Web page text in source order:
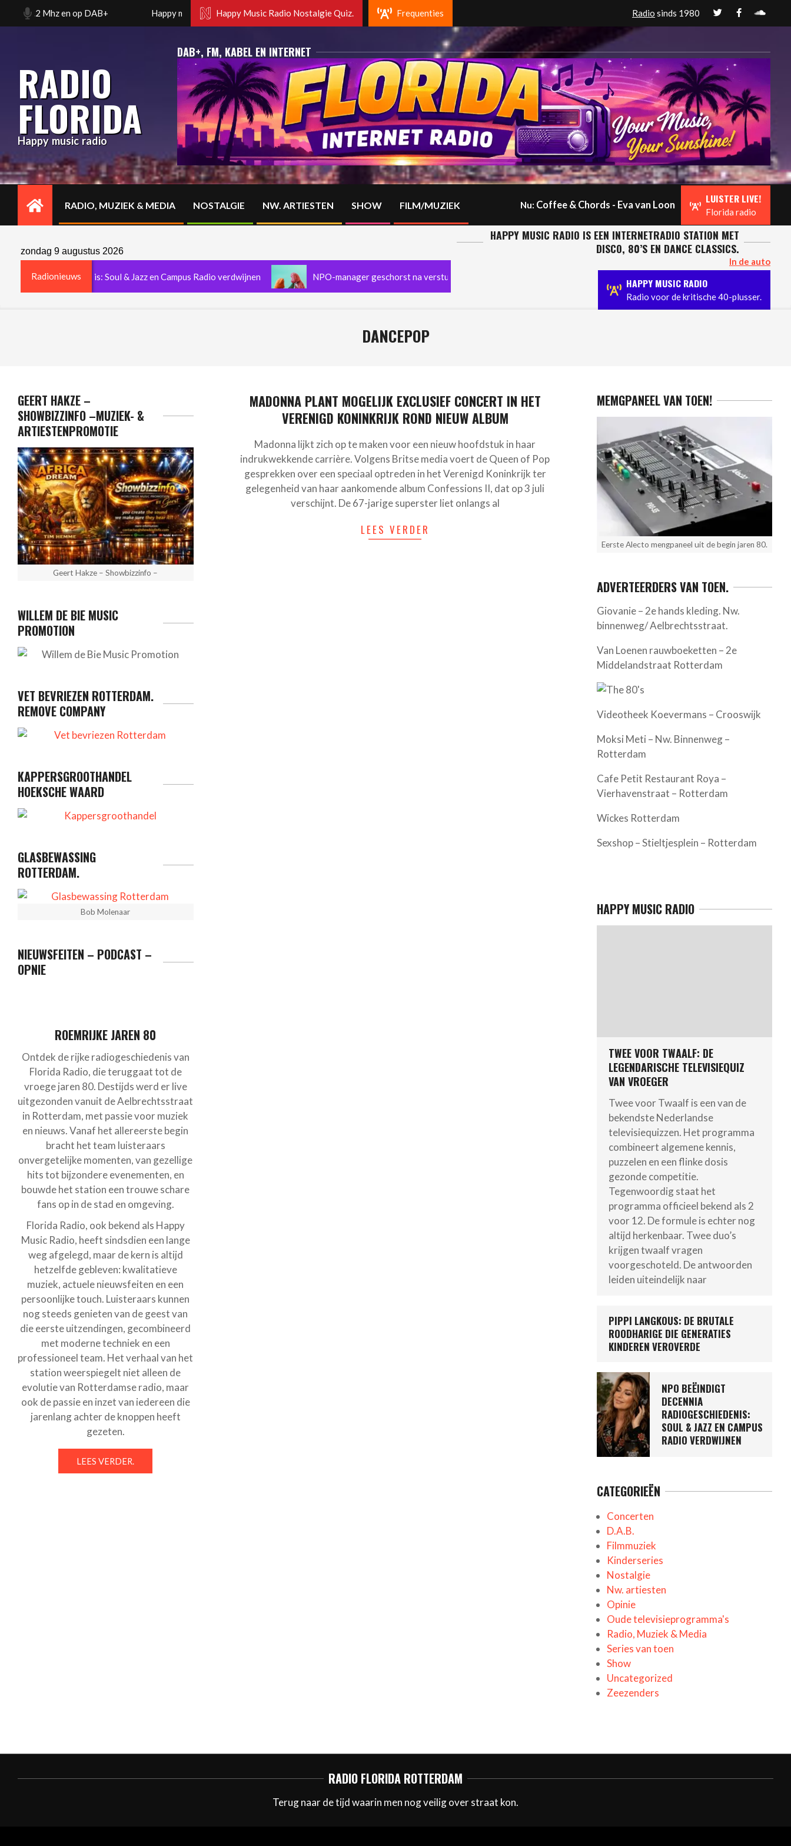
Mhz en op DAB+ Happy music radio. Florida radio Rotterdam. Fm 102.2 Mhz en op DAB+
Happy Music Radio Nostalgie Quiz. Frequenties Radio sinds 1980
RADIO
FLORIDA
Happy music radio
DAB+, FM, KABEL EN INTERNET
Primary
Navigation
RADIO, MUZIEK & MEDIA NOSTALGIE NW. ARTIESTEN SHOW FILM/MUZIEK Nu: Coffee & Chords - Eva van Loon LUISTER LIVE!
Florida radio
zondag 9 augustus 2026
RadionieuwsSoul & Jazz en Campus Radio verdwijnen NPO-manager geschorst na versturen van ‘pik-foto’ in groepsapp.
HAPPY MUSIC RADIO IS EEN INTERNETRADIO STATION MET
DISCO, 80’S EN DANCE CLASSICS.
In de auto
HAPPY MUSIC RADIO
Radio voor de kritische 40-plusser.
DANCEPOP
MADONNA PLANT MOGELIJK EXCLUSIEF CONCERT IN HET
VERENIGD KONINKRIJK ROND NIEUW ALBUM
Madonna lijkt zich op te maken voor een nieuw hoofdstuk in haar
indrukwekkende carrière. Volgens Britse media voert de Queen of Pop
gesprekken over een speciaal optreden in het Verenigd Koninkrijk ter
gelegenheid van haar aankomende album Confessions II, dat op 3 juli
verschijnt. De 67-jarige superster liet onlangs al
LEES VERDER
GEERT HAKZE –
SHOWBIZZINFO –MUZIEK- &
ARTIESTENPROMOTIE
Geert Hakze – Showbizzinfo –
WILLEM DE BIE MUSIC
PROMOTION
VET BEVRIEZEN ROTTERDAM.
REMOVE COMPANY
KAPPERSGROOTHANDEL
HOEKSCHE WAARD
GLASBEWASSING
ROTTERDAM.
Bob Molenaar
NIEUWSFEITEN – PODCAST –
OPNIE
ROEMRIJKE JAREN 80
Ontdek de rijke radiogeschiedenis van
Florida Radio, die teruggaat tot de
vroege jaren 80. Destijds werd er live
uitgezonden vanuit de Aelbrechtsstraat
in Rotterdam, met passie voor muziek
en nieuws. Vanaf het allereerste begin
bracht het team luisteraars
onvergetelijke momenten, van gezellige
hits tot bijzondere evenementen, en
bouwde het station een trouwe schare
fans op in de stad en omgeving.
Florida Radio, ook bekend als Happy
Music Radio, heeft sindsdien een lange
weg afgelegd, maar de kern is altijd
hetzelfde gebleven: kwalitatieve
muziek, actuele nieuwsfeiten en een
persoonlijke touch. Luisteraars kunnen
nog steeds genieten van de geest van
die eerste uitzendingen, gecombineerd
met moderne techniek en een
professioneel team. Het verhaal van het
station weerspiegelt niet alleen de
evolutie van Rotterdamse radio, maar
ook de passie en inzet van iedereen die
jarenlang achter de knoppen heeft
gezeten.
LEES VERDER.
MEMGPANEEL VAN TOEN!
Eerste Alecto mengpaneel uit de begin jaren 80.
ADVERTEERDERS VAN TOEN.
Giovanie – 2e hands kleding. Nw.
binnenweg/ Aelbrechtsstraat.
Van Loenen rauwboeketten – 2e
Middelandstraat Rotterdam
Videotheek Koevermans – Crooswijk
Moksi Meti – Nw. Binnenweg –
Rotterdam
Cafe Petit Restaurant Roya –
Vierhavenstraat – Rotterdam
Wickes Rotterdam
Sexshop – Stieltjesplein – Rotterdam
HAPPY MUSIC RADIO
TWEE VOOR TWAALF: DE
LEGENDARISCHE TELEVISIEQUIZ
VAN VROEGER
Twee voor Twaalf is een van de
bekendste Nederlandse
televisiequizzen. Het programma
combineert algemene kennis,
puzzelen en een flinke dosis
gezonde competitie.
Tegenwoordig staat het
programma officieel bekend als 2
voor 12. De formule is echter nog
altijd herkenbaar. Twee duo’s
krijgen twaalf vragen
voorgeschoteld. De antwoorden
leiden uiteindelijk naar
PIPPI LANGKOUS: DE BRUTALE
ROODHARIGE DIE GENERATIES
KINDEREN VEROVERDE
NPO BEËINDIGT
DECENNIA
RADIOGESCHIEDENIS:
SOUL & JAZZ EN CAMPUS
RADIO VERDWIJNEN
CATEGORIEËN
Concerten
D.A.B.
Filmmuziek
Kinderseries
Nostalgie
Nw. artiesten
Opinie
Oude televisieprogramma's
Radio, Muziek & Media
Series van toen
Show
Uncategorized
Zeezenders
RADIO FLORIDA ROTTERDAM
Terug naar de tijd waarin men nog veilig over straat kon.